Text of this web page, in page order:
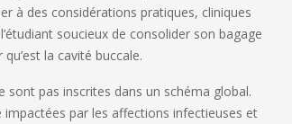
à des considérations pratiques, cliniques
soucieux de consolider son bagage
la cavité buccale.
pas inscrites dans un schéma global.
par les affections infectieuses et